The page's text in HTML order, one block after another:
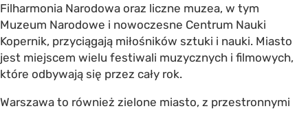
Filharmonia Narodowa oraz liczne muzea, w tym
Muzeum Narodowe i nowoczesne Centrum Nauki
Kopernik, przyciągają miłośników sztuki i nauki. Miasto
jest miejscem wielu festiwali muzycznych i filmowych,
które odbywają się przez cały rok.
Warszawa to również zielone miasto, z przestronnymi